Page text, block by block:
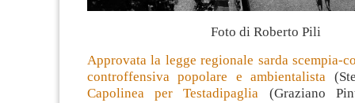
Foto di Roberto Pili
Approvata la legge regionale sarda scempia-
controffensiva popolare e ambientalista
Capolinea per Testadipaglia (Graziano